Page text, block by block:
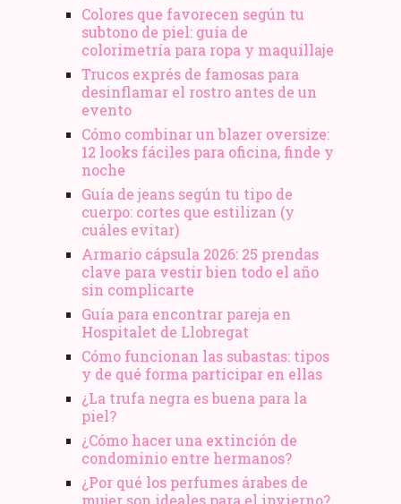
Colores que favorecen según tu
subtono de piel: guía de
colorimetría para ropa y maquillaje
Trucos exprés de famosas para
desinflamar el rostro antes de un
evento
Cómo combinar un blazer oversize:
12 looks fáciles para oficina, finde y
noche
Guía de jeans según tu tipo de
cuerpo: cortes que estilizan (y
cuáles evitar)
Armario cápsula 2026: 25 prendas
clave para vestir bien todo el año
sin complicarte
Guía para encontrar pareja en
Hospitalet de Llobregat
Cómo funcionan las subastas: tipos
y de qué forma participar en ellas
¿La trufa negra es buena para la
piel?
¿Cómo hacer una extinción de
condominio entre hermanos?
¿Por qué los perfumes árabes de
mujer son ideales para el invierno?